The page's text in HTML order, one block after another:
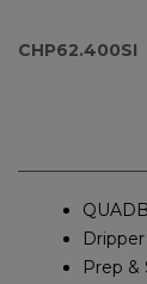
CHP62.400SI
Prep &